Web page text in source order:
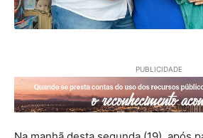
PUBLICIDADE